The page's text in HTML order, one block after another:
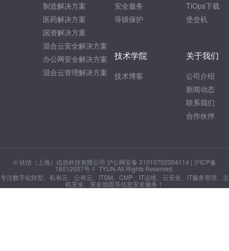
制造解决方案
医药解决方案
国资解决方案
混合云安全解决方案
办公网安全解决方案
混合云管理解决方案
安全服务
等级保护
技术学院
技术博客
TiOps下载
堡垒机
关于我们
公司介绍
新闻动态
联系我们
合作伙伴
© 钛信（上海）信息科技有限公司 沪公网安备 31010702004114 | 沪ICP备
18012007号-1 TYUN All Rights Reserved.
专注数字化转型、私有云、公有云、ITSM、CMP、IT运维、云安全、IT服务管理、主
机安全、安全加固等信息安全服务！